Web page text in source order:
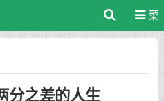
菜
分之差的人生